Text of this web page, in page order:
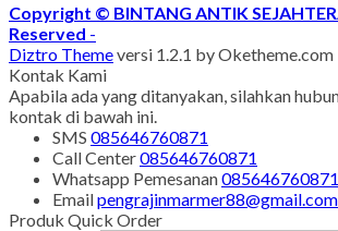
Copyright © BINTANG ANTIK
Reserved -
Diztro Themeversi 1.2.1 by Oketheme.com
Kontak Kami
Apabila ada yang ditanyakan, silahkan
kontak di bawah ini.
SMS 085646760871
Call Center085646760871
Whatsapp Pemesanan085646760871
Emailpengrajinmarmer88@gmail.com
Produk Quick Order